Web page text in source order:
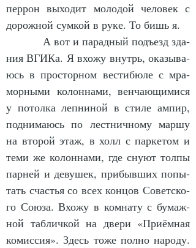
пер­рон вы­хо­дит мо­ло­дой че­ло­век с
до­рож­ной сум­кой в ру­ке. То бишь я.
ния ВГИ­Ка. Я вхо­жу внутрь, ока­зы­ва­
юсь в прос­тор­ном вес­ти­бю­ле с мра­
мор­ны­ми ко­лон­на­ми, вен­ча­ю­щи­ми­ся
у по­тол­ка леп­ни­ной в сти­ле ам­пир,
под­ни­ма­юсь по лест­нич­но­му мар­шу
на вто­рой этаж, в холл с пар­ке­том и
те­ми же ко­лон­на­ми, где сну­ют тол­пы
пар­ней и де­ву­шек, при­быв­ших по­пы­
тать счастья со всех кон­цов Со­вет­ско­
го Со­юза. Вхо­жу в ком­на­ту с бу­маж­
ной таб­лич­кой на две­ри «При­ём­ная
ко­мис­сия». Здесь то­же пол­но на­ро­ду.